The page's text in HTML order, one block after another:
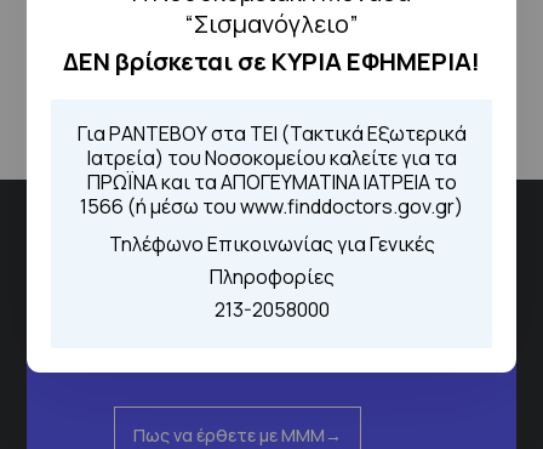
“Σισμανόγλειο”
ΔΕΝ βρίσκεται σε ΚΥΡΙΑ ΕΦΗΜΕΡΙΑ!
Για ΡΑΝΤΕΒΟΥ στα ΤΕΙ (Τακτικά Εξωτερικά
Ιατρεία) του Νοσοκομείου καλείτε για τα
ΠΡΩΪΝΑ και τα ΑΠΟΓΕΥΜΑΤΙΝΑ ΙΑΤΡΕΙΑ το
1566 (ή μέσω του www.finddoctors.gov.gr)
Τηλέφωνο Επικοινωνίας για Γενικές
Πληροφορίες
213-2058000
Διεύθυνση
Σισμανόγλειου 1,
Μαρούσι 151 26,
Πως να έρθετε με ΜΜΜ